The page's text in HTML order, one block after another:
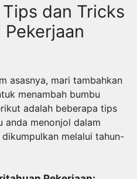
dan Tricks
asasnya, mari tambahkan
menambah bumbu
adalah beberapa tips
anda menonjol dalam
melalui tahun-